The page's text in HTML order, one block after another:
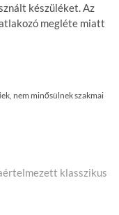
készüléket. Az
megléte miatt
nem minősülnek szakmai
klasszikus